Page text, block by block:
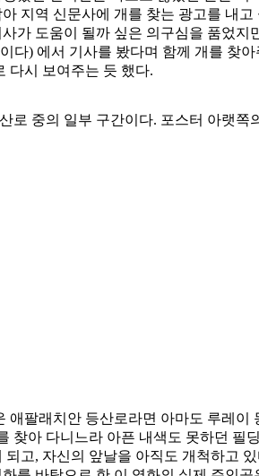
지역 신문사에 개를 찾는 광고를 내
가 도움이 될까 싶은 의구심을 품었
다) 에서 기사를 봤다며 함께 개를 찾
다시 보여주는 듯 했다.
로 중의 일부 구간이다. 포스터 아랫쪽
애팔래치안 등산로라면 아마도 루레
찾아 다니느라 아픈 내색도 못하던
고, 자신의 앞날을 아직도 개척하고